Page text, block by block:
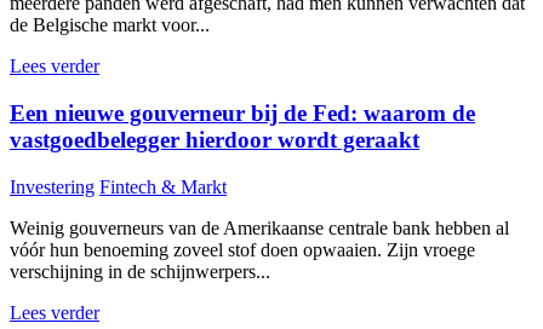
de Belgische markt voor...
Lees verder
Een nieuwe gouverneur bij de Fed: waarom de
vastgoedbelegger hierdoor wordt geraakt
Investering Fintech & Markt
Weinig gouverneurs van de Amerikaanse centrale bank hebben al
vóór hun benoeming zoveel stof doen opwaaien. Zijn vroege
verschijning in de schijnwerpers...
Lees verder